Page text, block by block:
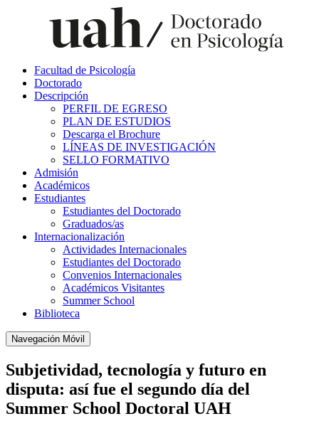
Facultad de Psicología
Doctorado
Descripción
PERFIL DE EGRESO
PLAN DE ESTUDIOS
Descarga el Brochure
LÍNEAS DE INVESTIGACIÓN
SELLO FORMATIVO
Admisión
Académicos
Estudiantes
Estudiantes del Doctorado
Graduados/as
Internacionalización
Actividades Internacionales
Estudiantes del Doctorado
Convenios Internacionales
Académicos Visitantes
Summer School
Biblioteca
Navegación Móvil
Subjetividad, tecnología y futuro en
disputa: así fue el segundo día del
Summer School Doctoral UAH